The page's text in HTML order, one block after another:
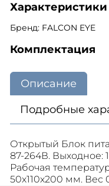
Характеристики
Бренд: FALCON EYE
Комплектация
Описание
Подробные
Открытый Блок
87-264В. Выходное:
Рабочая
50х110х200 мм. Вес